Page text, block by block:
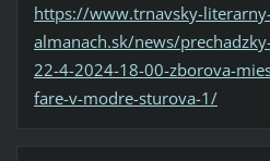
https://www.trnavsky-
almanach.sk/news/
22-4-2024-18-00-zborova-
fare-v-modre-sturova-1/